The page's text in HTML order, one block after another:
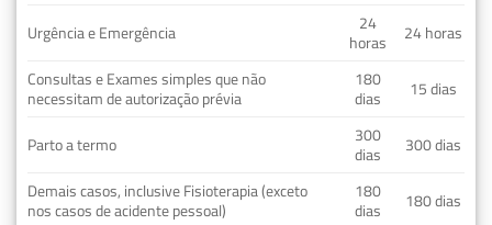
Urgência e Emergência
24
horas
24 horas
Consultas e Exames simples que não
necessitam de autorização prévia
180
dias
15 dias
Parto a termo
300
dias
300 dias
Demais casos, inclusive Fisioterapia (exceto
nos casos de acidente pessoal)
180
dias
180 dias